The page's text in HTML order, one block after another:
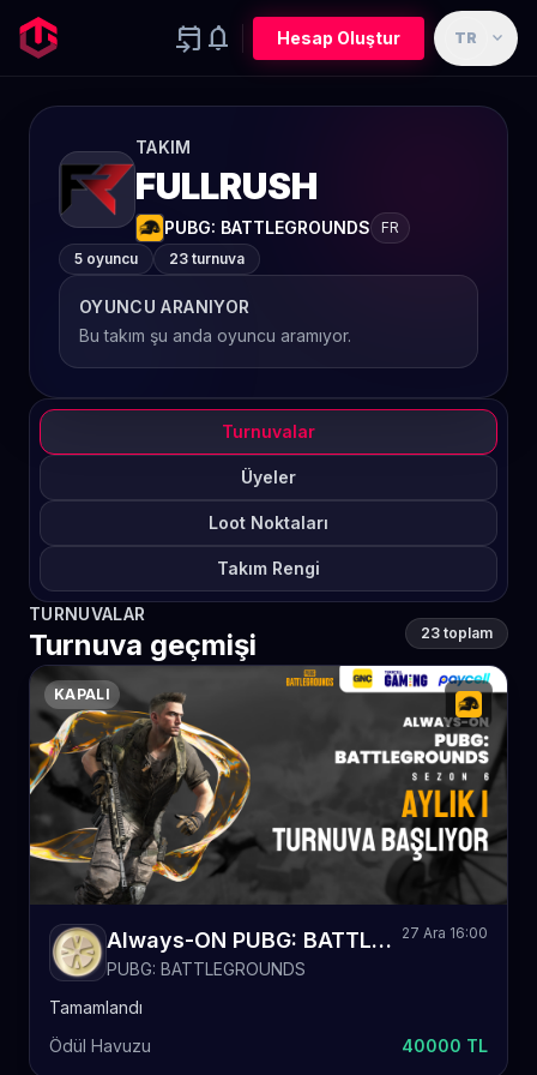
event_upcoming notifications Hesap Oluştur TR expand_more
TAKIM
FULLRUSH
PUBG: BATTLEGROUNDS
FR
5 oyuncu
23 turnuva
OYUNCU ARANIYOR
Bu takım şu anda oyuncu aramıyor.
Turnuvalar
Üyeler
Loot Noktaları
Takım Rengi
TURNUVALAR
Turnuva geçmişi 23 toplam
KAPALI
Always-ON PUBG: BATTLEGROUNDS Sezon 6 Aylık
PUBG: BATTLEGROUNDS
27 Ara 16:00
Tamamlandı
Ödül Havuzu
40000 TL